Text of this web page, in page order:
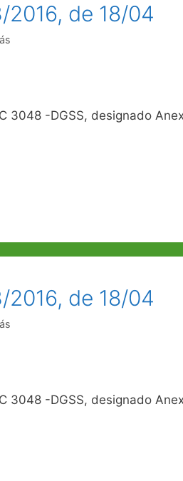
2016, de 18/04
3048 -DGSS, designado
2016, de 18/04
3048 -DGSS, designado